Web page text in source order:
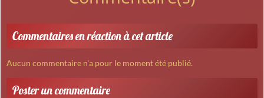
Commentaires en réaction à cet article
Aucun commentaire n'a pour le moment été publié.
Poster un commentaire